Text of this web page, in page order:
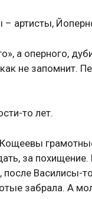
артисты,
а оперного,
не запомнит.
то лет.
за
после Василисы-
забрала. А